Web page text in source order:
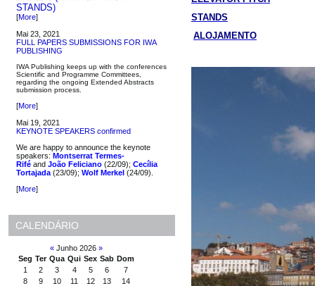
STANDS)
[More]
Mai 23, 2021
FULL PAPERS SUBMISSIONS FOR IWA
PUBLISHING
IWA Publishing keeps up with the conferences
Scientific and Programme Committees,
regarding the ongoing Extended Abstracts
submission process.
[More]
Mai 19, 2021
KEYNOTE SPEAKERS confirmed
We are happy to announce the keynote
speakers: Montserrat Termes-
Rifé and João Feliciano (22/09); Cecília
Tortajada (23/09); Wolf Merkel (24/09).
[More]
CALENDÁRIO
« Junho 2026 »
Seg Ter Qua Qui Sex Sab Dom
1
2 3 4 5 6
7
8
9 10 11 12 13
14
STANDS
ALOJAMENTO